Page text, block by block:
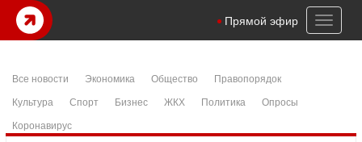
Toggle
Прямой эфир
Все новости Экономика Общество
Правопорядок
Культура
Спорт Бизнес ЖКХ Политика
Опросы
Коронавирус